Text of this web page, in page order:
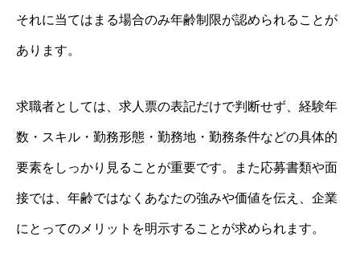
それに当てはまる場合のみ年齢制限が認められることが
あります。
求職者としては、求人票の表記だけで判断せず、経験年
数・スキル・勤務形態・勤務地・勤務条件などの具体的
要素をしっかり見ることが重要です。また応募書類や面
接では、年齢ではなくあなたの強みや価値を伝え、企業
にとってのメリットを明示することが求められます。